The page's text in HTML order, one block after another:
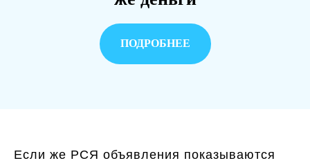
ПОДРОБНЕЕ
Если же РСЯ объявления показываются